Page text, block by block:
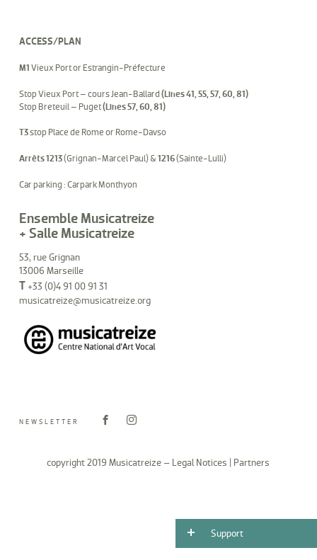
Support
ACCESS/PLAN
M1 Vieux Port or Estrangin-Préfecture
Stop Vieux Port – cours Jean-Ballard (Lines 41, 55, 57, 60, 81)
Stop Breteuil – Puget(Lines 57, 60, 81)
T3stop Place de Rome or Rome-Davso
Arrêts 1213(Grignan-Marcel Paul) & 1216(Sainte-Lulli)
Car parking : Carpark Monthyon
Ensemble Musicatreize
+ Salle Musicatreize
53, rue Grignan
13006 Marseille
T+33 (0)4 91 00 91 31
musicatreize@musicatreize.org
NEWSLETTER
copyright 2019 Musicatreize – Legal Notices Partners